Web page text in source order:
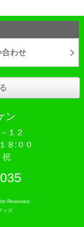
合わせ
ン
１２
８:００
祝
Reserved.
ィス